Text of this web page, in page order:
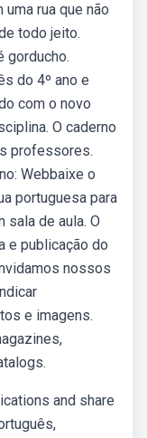
rua que não
todo jeito.
gorducho.
do 4º ano e
com o novo
O caderno
professores.
Webbaixe o
portuguesa para
sala de aula. O
e publicação do
nossos
e imagens.
and share